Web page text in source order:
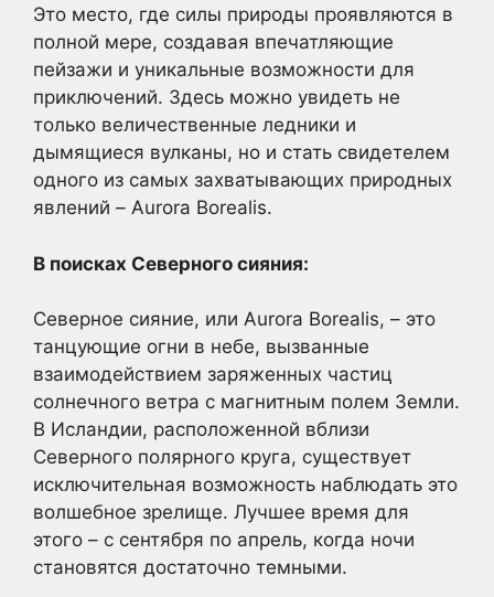
Это место, где силы природы проявляются в
полной мере, создавая впечатляющие
пейзажи и уникальные возможности для
приключений. Здесь можно увидеть не
только величественные ледники и
дымящиеся вулканы, но и стать свидетелем
одного из самых захватывающих природных
явлений – Aurora Borealis.
В поисках Северного сияния:
Северное сияние, или Aurora Borealis, – это
танцующие огни в небе, вызванные
взаимодействием заряженных частиц
солнечного ветра с магнитным полем Земли.
В Исландии, расположенной вблизи
Северного полярного круга, существует
исключительная возможность наблюдать это
волшебное зрелище. Лучшее время для
этого – с сентября по апрель, когда ночи
становятся достаточно темными.